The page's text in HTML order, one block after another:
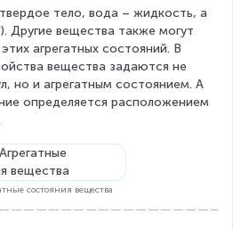
тело, вода – жидкость, а
Другие вещества также могут
агрегатных состояний. В
вещества задаются не
но и агрегатным состоянием. А
определяется расположением
состояния вещества